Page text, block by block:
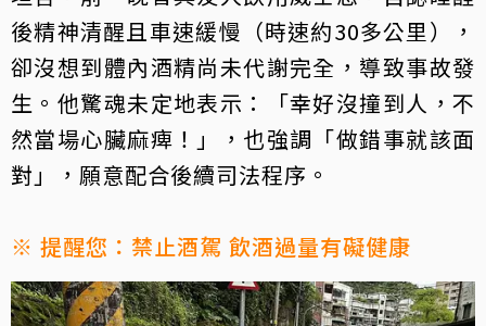
後精神清醒且車速緩慢（時速約30多公里），
卻沒想到體內酒精尚未代謝完全，導致事故發
生。他驚魂未定地表示：「幸好沒撞到人，不
然當場心臟麻痺！」，也強調「做錯事就該面
對」，願意配合後續司法程序。
※ 提醒您：禁止酒駕 飲酒過量有礙健康